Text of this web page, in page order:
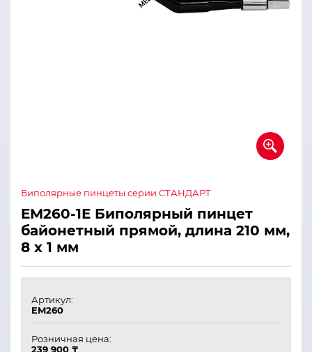
Биполярные пинцеты серии СТАНДАРТ
ЕМ260-1Е Биполярный пинцет
байонетный прямой, длина 210 мм,
8 х 1 мм
Артикул:
EM260
Розничная цена:
239 900 ₸